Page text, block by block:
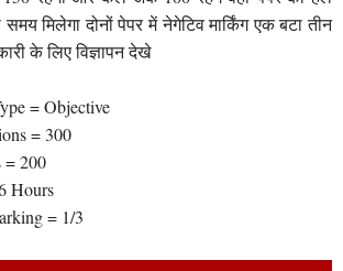
मिलेगा दोनों पेपर में नेगेटिव मार्किंग एक बटा तीन
के लिए विज्ञापन देखे
= Objective
= 300
= 200
Hours
= 1/3